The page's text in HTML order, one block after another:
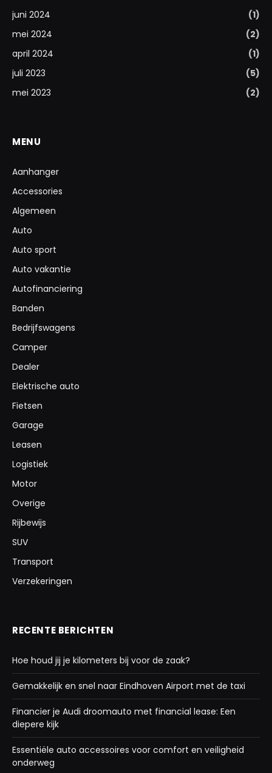
juni 2024
(1)
mei 2024
(2)
april 2024
(1)
juli 2023
(5)
mei 2023
(2)
MENU
Aanhanger
Accessories
Algemeen
Auto
Auto sport
Auto vakantie
Autofinanciering
Banden
Bedrijfswagens
Camper
Dealer
Elektrische auto
Fietsen
Garage
Leasen
Logistiek
Motor
Overige
Rijbewijs
SUV
Transport
Verzekeringen
RECENTE BERICHTEN
Hoe houd jij je kilometers bij voor de zaak?
Gemakkelijk en snel naar Eindhoven Airport met de taxi
Financier je Audi droomauto met financial lease: Een
diepere kijk
Essentiële auto accessoires voor comfort en veiligheid
onderweg